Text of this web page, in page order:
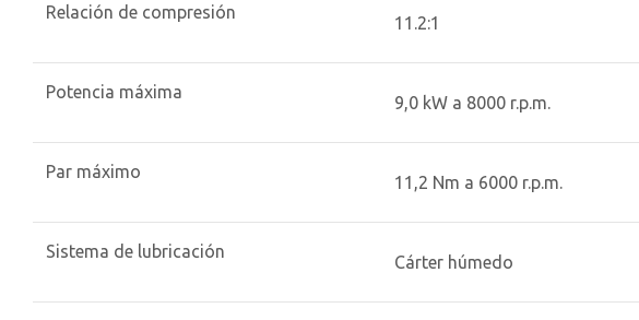
Relación de compresión
11.2:1
Potencia máxima
9,0 kW a 8000 r.p.m.
Par máximo
11,2 Nm a 6000 r.p.m.
Sistema de lubricación
Cárter húmedo